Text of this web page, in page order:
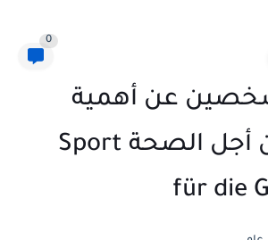
0
عن أهمية
الرياضة من أجل الصحة Sport
für die